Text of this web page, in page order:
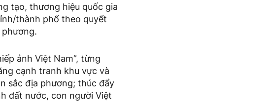
tạo, thương hiệu quốc gia
thành phố theo quyết
phương.
ảnh Việt Nam”, từng
cạnh tranh khu vực và
sắc địa phương; thúc đẩy
đất nước, con người Việt